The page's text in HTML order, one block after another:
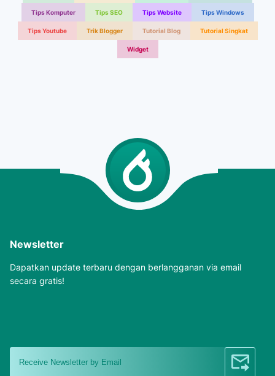
Tips Komputer Tips SEO Tips Website Tips Windows
Tips Youtube Trik Blogger Tutorial Blog Tutorial Singkat
Widget
Newsletter
Dapatkan update terbaru dengan berlangganan via email
secara gratis!